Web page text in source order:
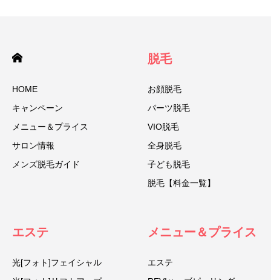
HOME
キャンペーン
メニュー＆プライス
サロン情報
メンズ脱毛ガイド
脱毛
お顔脱毛
パーツ脱毛
VIO脱毛
全身脱毛
子ども脱毛
脱毛【料金一覧】
エステ
光[フォト]フェイシャル
メニュー＆プライス
エステ